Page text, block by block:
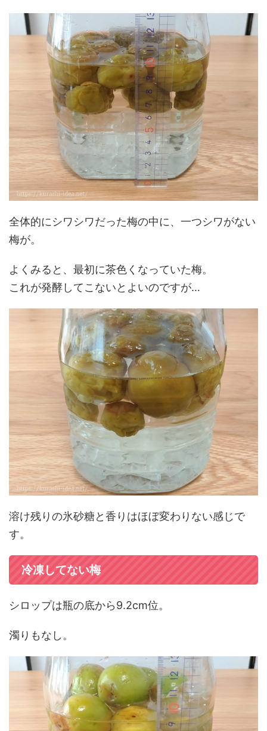
全体的にシワシワだった梅の中に、一つシワがない
梅が。
よくみると、最初に茶色くなっていた梅。
これが発酵してこないとよいのですが…
溶け残りの氷砂糖と香りはほぼ変わりない感じで
す。
冷凍してない梅
シロップは瓶の底から9.2cm位。
濁りもなし。